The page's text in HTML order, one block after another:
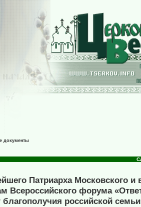
документы
Патриарха Московского и
Всероссийского форума
российской